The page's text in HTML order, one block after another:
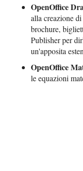
OpenOffice
alla creazione
brochure,
Publisher per
un'apposita
OpenOffice
le equazioni